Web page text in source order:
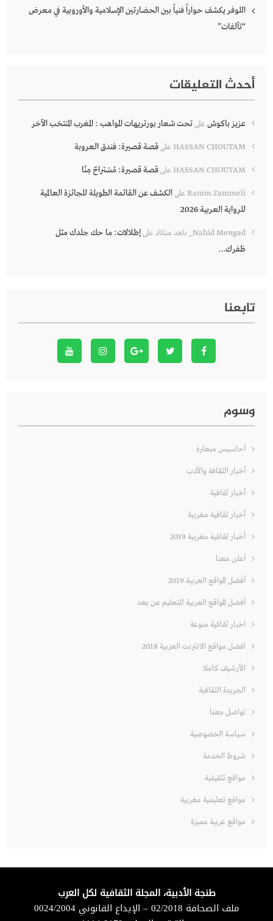
اللوفر يكشف حواراً فنياً بين الحضارتين الإسلامية والأوروبية في معرض
“تآلفات”
أحدث التعليقات
عزيز باكوش علىتحت شعار بورتريهات المواهب : المغرب المنتخب الآخر
HASSAN CHOUTAM علىقصة قصيرة: فندق العروبة
HASSAN CHOUTAM علىقصة قصيرة: مُسْتراحٌ مِنّا
Ranim Zammeli علىالكشف عن القائمة الطويلة للجائزة العالمية
للرواية العربية 2026
Nahid Mengad_ ناهد منكاد علىإطلالات: ما حك جلدك مثل
ظفرك…
تابعنا
وسوم
أحاسيس مبعثرة
أخبار الثقافة والأدب
أخبار ثقافية
أخبار ثقافية مغربية
أخبار ثقافية مغربية 2019
أعلن معنا
أفضل المواقع العربية 2019
أفضل المواقع العربية للتعليم عن بعد
اخبار ثقافية منوعة
افضل مواقع الانترنت العربية 2018
الأرشيف كاملا
الجريدة الثقافية
تواصل معنا
سياسة الخصوصية
شروط الخدمة
مواقع تثقيفية
مواقع تعليمية مغربية
مواقع عربية مميزة
طنجة الأدبية، المجلة الثقافية لكل العرب
ملف الصحافة 02/2018 – الإيداع القانوني 0024/2004